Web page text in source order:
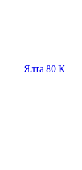
Ялта 80 К